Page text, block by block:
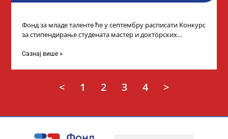
Фонд за младе таленте ће у септембру расписати Конкурс
за стипендирање студената мастер и докторских
Сазнај више »
< 1 2 3 4 >